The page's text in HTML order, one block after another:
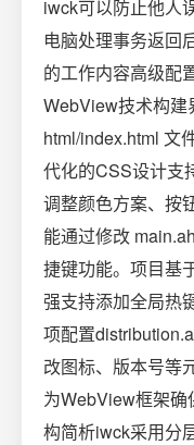
iwck可以防止他人
电脑处理事务返回
的工作内容高级配
WebView技术构
html/index.html 文
代化的CSS设计支
调整颜色方案、按
能通过修改
捷键功能。项目基
强支持添加全局热
项配置
改图标、版本号等
为WebView框架
构简析iwck采用分